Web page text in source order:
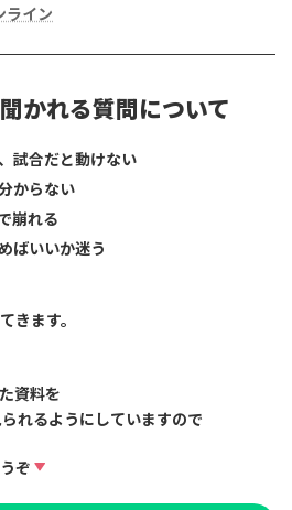
ライン
かれる質問について
試合だと動けない
からない
崩れる
ばいいか迷う
きます。
資料を
れるようにしていますので
ぞ